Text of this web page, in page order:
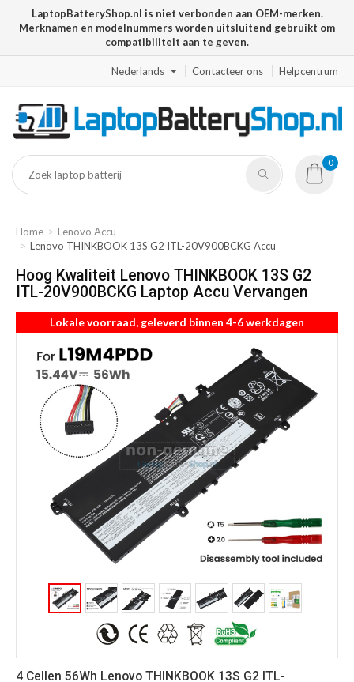
LaptopBatteryShop.nl is niet verbonden aan OEM-merken.
Merknamen en modelnummers worden uitsluitend gebruikt om
compatibiliteit aan te geven.
Nederlands Contacteer ons Helpcentrum
0
Home
Lenovo Accu
Lenovo THINKBOOK 13S G2 ITL-20V900BCKG Accu
Hoog Kwaliteit Lenovo THINKBOOK 13S G2
ITL-20V900BCKG Laptop Accu Vervangen
Lokale voorraad, geleverd binnen 4-6 werkdagen
4 Cellen 56Wh Lenovo THINKBOOK 13S G2 ITL-